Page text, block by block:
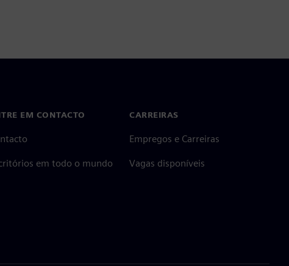
EM CONTACTO
em todo o mundo
CARREIRAS
Empregos e Carreiras
Vagas disponíveis